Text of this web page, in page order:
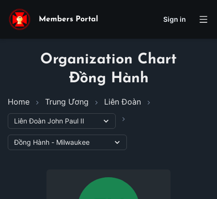
Members Portal Sign in
Organization Chart
Đồng Hành
Home Trung Ương Liên Đoàn